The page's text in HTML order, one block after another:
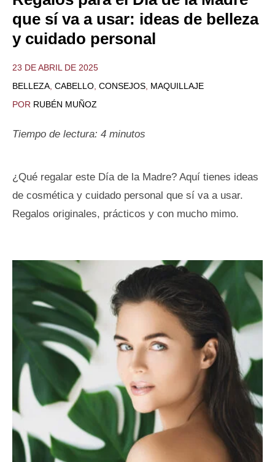
que sí va a usar: ideas de belleza
y cuidado personal
23 DE ABRIL DE 2025
BELLEZA, CABELLO, CONSEJOS, MAQUILLAJE
POR RUBÉN MUÑOZ
Tiempo de lectura: 4 minutos
¿Qué regalar este Día de la Madre? Aquí tienes ideas
de cosmética y cuidado personal que sí va a usar.
Regalos originales, prácticos y con mucho mimo.